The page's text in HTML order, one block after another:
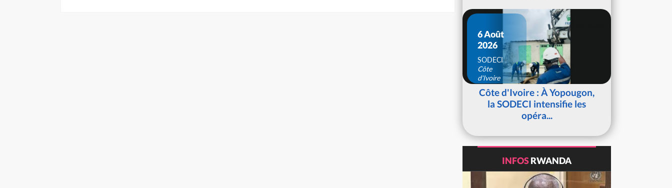
6 Août
2026
SODECI
Côte
d'Ivoire
Côte d'Ivoire : À Yopougon,
la SODECI intensifie les
opéra...
INFOSRWANDA